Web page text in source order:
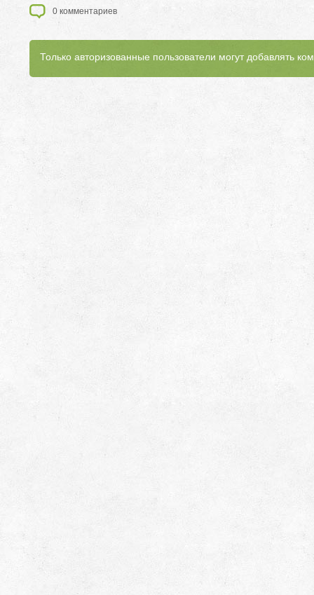
0 комментариев
Только авторизованные пользователи могут добавлять